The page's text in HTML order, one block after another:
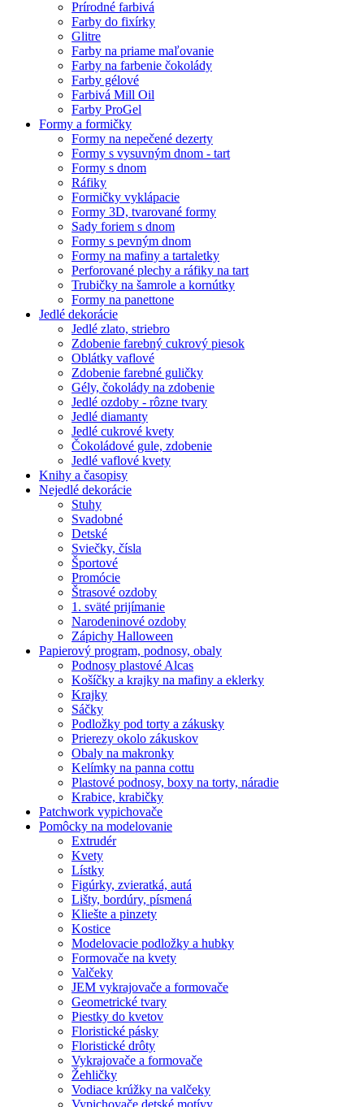
Prírodné farbivá
Farby do fixírky
Glitre
Farby na priame maľovanie
Farby na farbenie čokolády
Farby gélové
Farbivá Mill Oil
Farby ProGel
Formy a formičky
Formy na nepečené dezerty
Formy s vysuvným dnom - tart
Formy s dnom
Ráfiky
Formičky vyklápacie
Formy 3D, tvarované formy
Sady foriem s dnom
Formy s pevným dnom
Formy na mafiny a tartaletky
Perforované plechy a ráfiky na tart
Trubičky na šamrole a kornútky
Formy na panettone
Jedlé dekorácie
Jedlé zlato, striebro
Zdobenie farebný cukrový piesok
Oblátky vaflové
Zdobenie farebné guličky
Gély, čokolády na zdobenie
Jedlé ozdoby - rôzne tvary
Jedlé diamanty
Jedlé cukrové kvety
Čokoládové gule, zdobenie
Jedlé vaflové kvety
Knihy a časopisy
Nejedlé dekorácie
Stuhy
Svadobné
Detské
Sviečky, čísla
Športové
Promócie
Štrasové ozdoby
1. sväté prijímanie
Narodeninové ozdoby
Zápichy Halloween
Papierový program, podnosy, obaly
Podnosy plastové Alcas
Košíčky a krajky na mafiny a eklerky
Krajky
Sáčky
Podložky pod torty a zákusky
Prierezy okolo zákuskov
Obaly na makronky
Kelímky na panna cottu
Plastové podnosy, boxy na torty, náradie
Krabice, krabičky
Patchwork vypichovače
Pomôcky na modelovanie
Extrudér
Kvety
Lístky
Figúrky, zvieratká, autá
Lišty, bordúry, písmená
Kliešte a pinzety
Kostice
Modelovacie podložky a hubky
Formovače na kvety
Valčeky
JEM vykrajovače a formovače
Geometrické tvary
Piestky do kvetov
Floristické pásky
Floristické drôty
Vykrajovače a formovače
Žehličky
Vodiace krúžky na valčeky
Vypichovače detské motívy